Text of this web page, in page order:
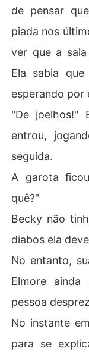
de pensar
piada nos
ver que a
Ela sabia
esperando por
"De joelhos!"
entrou,
seguida.
A garota
quê?"
Becky não
diabos ela
No entanto,
Elmore
pessoa
No instante
para se